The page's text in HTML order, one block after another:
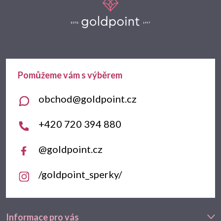
a
Informace pro vás
obchod@goldpoint.cz
+420 720 394 880
@goldpoint.cz
/goldpoint_sperky/